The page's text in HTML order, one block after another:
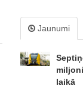
Jaunumi
laikā